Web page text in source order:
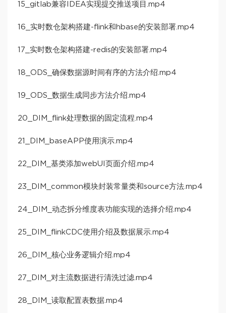
15_gitlab兼容IDEA实现提交推送项目.mp4
16_实时数仓架构搭建-flink和hbase的安装部署.mp4
17_实时数仓架构搭建-redis的安装部署.mp4
18_ODS_确保数据源时间有序的方法介绍.mp4
19_ODS_数据生成同步方法介绍.mp4
20_DIM_flink处理数据的固定流程.mp4
21_DIM_baseAPP使用演示.mp4
22_DIM_基类添加webUI页面介绍.mp4
23_DIM_common模块封装常量类和source方法.mp4
24_DIM_动态拆分维度表功能实现的选择介绍.mp4
25_DIM_flinkCDC使用介绍及数据展示.mp4
26_DIM_核心业务逻辑介绍.mp4
27_DIM_对主流数据进行清洗过滤.mp4
28_DIM_读取配置表数据.mp4